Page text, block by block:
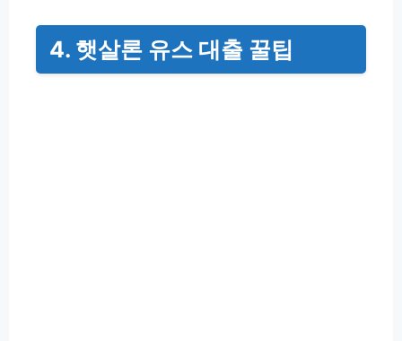
4. 햇살론 유스 대출 꿀팁